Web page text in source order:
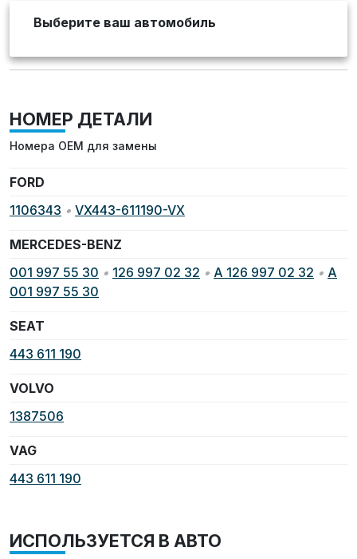
Выберите ваш автомобиль
НОМЕР ДЕТАЛИ
Номера OEM для замены
FORD
1106343 • VX443-611190-VX
MERCEDES-BENZ
001 997 55 30 • 126 997 02 32 • A 126 997 02 32 • A
001 997 55 30
SEAT
443 611 190
VOLVO
1387506
VAG
443 611 190
ИСПОЛЬЗУЕТСЯ В АВТО